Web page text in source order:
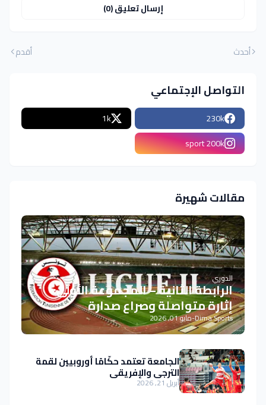
إرسال تعليق (0)
أحدث أقدم
التواصل الإجتماعي
230k
1k
sport 200k
مقالات شهيرة
الدوري
الرابطة الثانية – المجموعة الأولى:
إثارة متواصلة وصراع صدارة
Dima Sports
-مايو 01, 2026
الجامعة تعتمد حكّامًا أوروبيين لقمة
الترجي والإفريقي
أبريل 21, 2026